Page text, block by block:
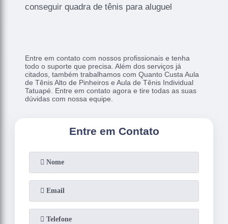
conseguir quadra de tênis para aluguel
Entre em contato com nossos profissionais e tenha
todo o suporte que precisa. Além dos serviços já
citados, também trabalhamos com Quanto Custa Aula
de Tênis Alto de Pinheiros e Aula de Tênis Individual
Tatuapé. Entre em contato agora e tire todas as suas
dúvidas com nossa equipe.
Entre em Contato